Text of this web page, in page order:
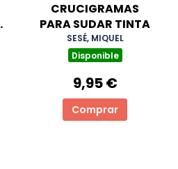
CRUCIGRAMAS
PARA SUDAR TINTA
SESÉ, MIQUEL
Disponible
9,95 €
Comprar